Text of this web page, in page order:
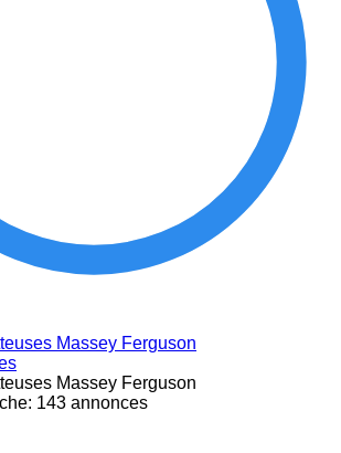
Massey Ferguson
Massey Ferguson
143 annonces